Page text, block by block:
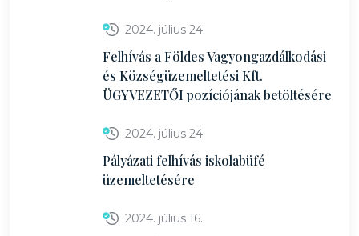
2024. július 24.
Felhívás a Földes Vagyongazdálkodási
és Községüzemeltetési Kft.
ÜGYVEZETŐI pozíciójának betöltésére
2024. július 24.
Pályázati felhívás iskolabüfé
üzemeltetésére
2024. július 16.